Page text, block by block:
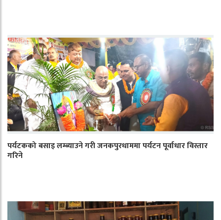
पर्यटकको बसाइ लम्ब्याउने गरी जनकपुरधाममा पर्यटन पूर्वाधार विस्तार
गरिने